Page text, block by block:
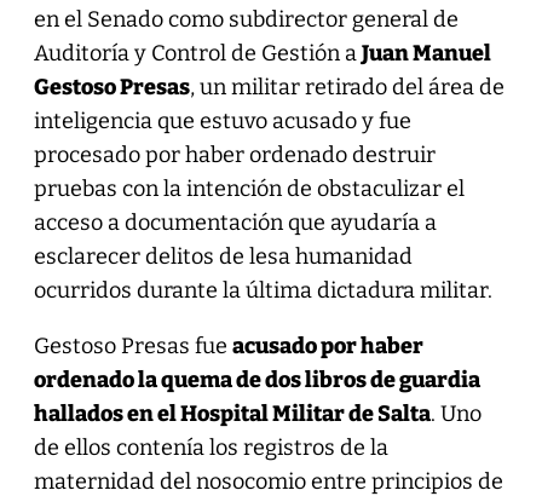
en el Senado como subdirector general de
Auditoría y Control de Gestión aJuan Manuel
Gestoso Presas, un militar retirado del área de
inteligencia que estuvo acusado y fue
procesado por haber ordenado destruir
pruebas con la intención de obstaculizar el
acceso a documentación que ayudaría a
esclarecer delitos de lesa humanidad
ocurridos durante la última dictadura militar.
Gestoso Presas fue acusado por haber
ordenado la quema de dos libros de guardia
hallados en el Hospital Militar de Salta. Uno
de ellos contenía los registros de la
maternidad del nosocomio entre principios de